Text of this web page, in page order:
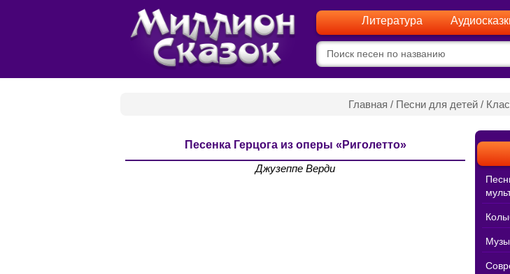
Литература
Главная / Песни для детей/
Песенка Герцога из оперы «Риголетто»
Джузеппе Верди